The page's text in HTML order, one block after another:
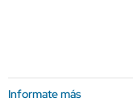
Informate más